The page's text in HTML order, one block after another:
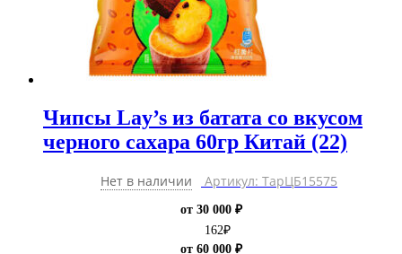
Чипсы Lay’s из батата со вкусом
черного сахара 60гр Китай (22)
Нет в наличии Артикул: ТарЦБ15575
от 30 000 ₽
162₽
от 60 000 ₽